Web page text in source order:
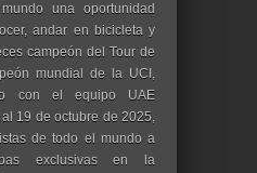
una oportunidad
andar en bicicleta y
campeón del Tour de
mundial de la UCI,
con el equipo UAE
19 de octubre de 2025,
de todo el mundo a
exclusivas en la